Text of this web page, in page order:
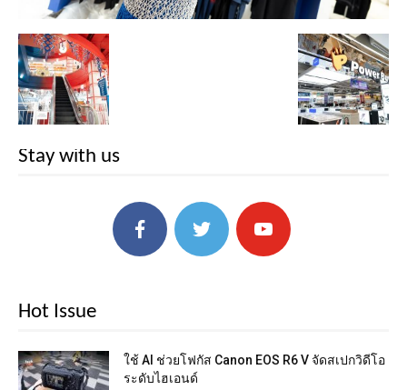
Stay with us
Hot Issue
ใช้ AI ช่วยโฟกัส Canon EOS R6 V จัดสเปกวิดีโอ
ระดับไฮเอนด์